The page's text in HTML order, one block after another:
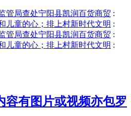
管局查处宁阳县凯润百货商贸 :
儿童的心；排上村新时代文明 :
管局查处宁阳县凯润百货商贸 :
儿童的心；排上村新时代文明 :
容有图片或视频亦包罗